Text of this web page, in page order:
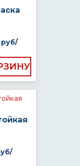
руб/